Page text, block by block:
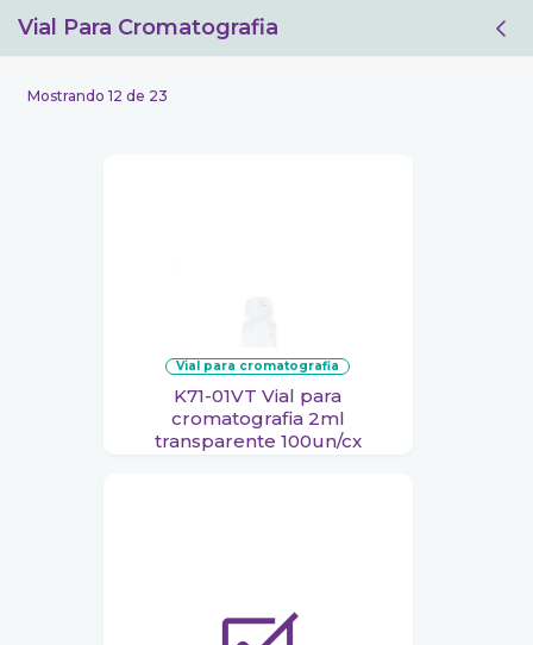
Vial Para Cromatografia
Mostrando 12 de 23
vial para cromatografia
K71-01VT Vial para
cromatografia 2ml
transparente 100un/cx